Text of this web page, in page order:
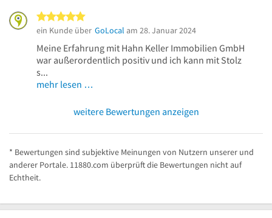
ein Kunde über GoLocal am 28. Januar 2024
Meine Erfahrung mit Hahn Keller Immobilien GmbH
war außerordentlich positiv und ich kann mit Stolz
s...
mehr lesen …
weitere Bewertungen anzeigen
* Bewertungen sind subjektive Meinungen von Nutzern unserer und
anderer Portale. 11880.com überprüft die Bewertungen nicht auf
Echtheit.